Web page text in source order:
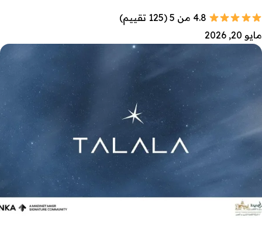
مايو 20, 2026